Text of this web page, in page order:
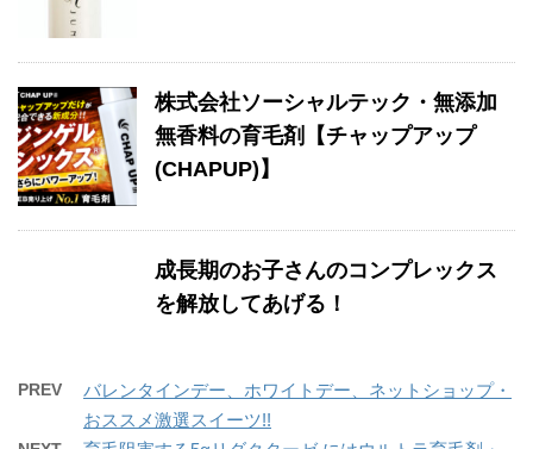
株式会社ソーシャルテック・無添加
無香料の育毛剤【チャップアップ
(CHAPUP)】
成長期のお子さんのコンプレックス
を解放してあげる！
PREV
バレンタインデー、ホワイトデー、ネットショップ・
おススメ激選スイーツ!!